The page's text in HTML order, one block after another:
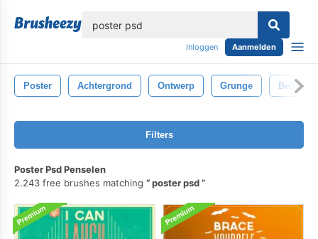
Inloggen Aanmelden
Poster Achtergrond Ontwerp Grunge Behang
Filters
Poster Psd Penselen
2.243 free brushes matching
poster psd